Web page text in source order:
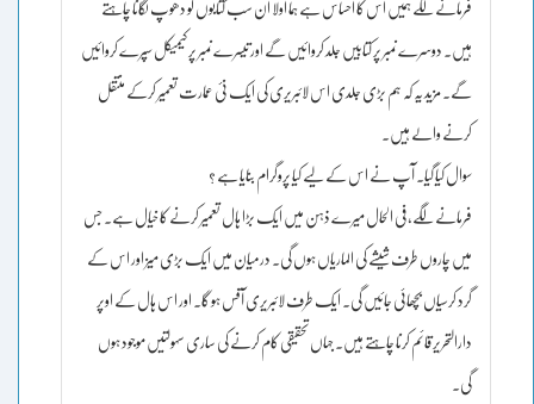
فرمانے لگے ہمیں اس کا احساس ہے ہما اولا ان سب کتابوں کو دھوپ لگانا چاہتے
ہیں۔ دوسرے نمبر پر کتابیں جلد کروائیں گے اور تیسرے نمبر پر کیمیکل سپرے کروائیں
گے۔ مزید یہ کہ ہم بڑی جلدی اس لائبریری کی ایک نئ عمارت تعمیر کرکے منتقل
کرنے والے ہیں۔
سوال کیا گیا۔ آپ نے اس کے لیے کیا پروگرام بنایا ہے ؟
فرمانے لگے، فی الحال میرے ذہن میں ایک بڑا ہال تعمیر کرنے کا خیال ہے۔ جس
میں چاروں طرف شیشے کی الماریاں ہوں گی۔ درمیان میں ایک بڑی میز اور اس کے
گرد کرسیاں بچھائی جائیں گی۔ ایک طرف لائبریری آفس ہو گا۔ اور اس ہال کے اوپر
دارالتحریر قائم کرنا چاہتے ہیں۔ جہاں تحقیقی کام کرنے کی ساری سہولتیں موجود ہوں
گی۔